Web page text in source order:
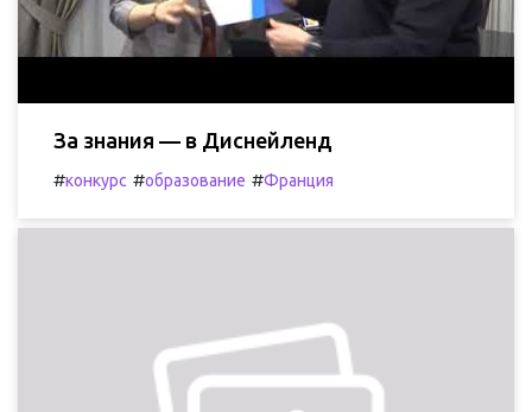
За знания — в Диснейленд
#конкурс #образование #Франция